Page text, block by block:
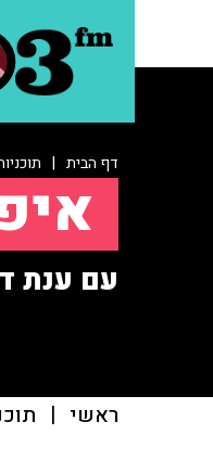
דף הבית |
עם ענת
ראשי |